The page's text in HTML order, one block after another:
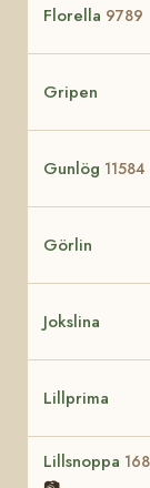
Florella 9789
Gripen
Gunlög 11584
Görlin
Jokslina
Lillprima
Lillsnoppa